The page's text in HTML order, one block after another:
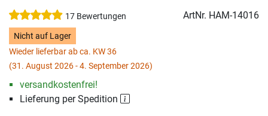
17 Bewertungen ArtNr. HAM-14016
Nicht auf Lager
Wieder lieferbar ab ca. KW 36
(31. August 2026 - 4. September 2026)
versandkostenfrei!
Lieferung per Spedition